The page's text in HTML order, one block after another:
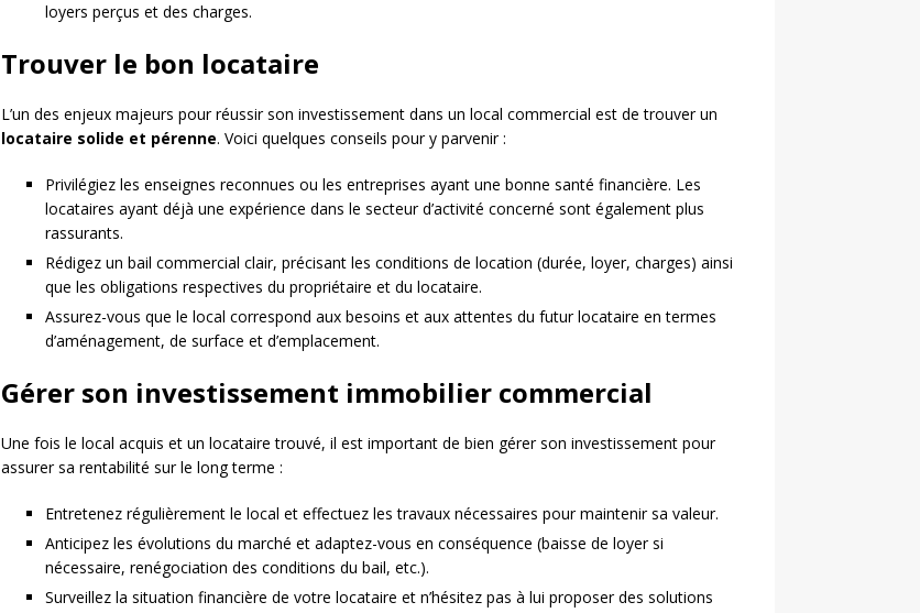
loyers perçus et des charges.
Trouver le bon locataire
L’un des enjeux majeurs pour réussir son investissement dans un local commercial est de trouver un
locataire solide et pérenne. Voici quelques conseils pour y parvenir :
Privilégiez les enseignes reconnues ou les entreprises ayant une bonne santé financière. Les
locataires ayant déjà une expérience dans le secteur d’activité concerné sont également plus
rassurants.
Rédigez un bail commercial clair, précisant les conditions de location (durée, loyer, charges) ainsi
que les obligations respectives du propriétaire et du locataire.
Assurez-vous que le local correspond aux besoins et aux attentes du futur locataire en termes
d’aménagement, de surface et d’emplacement.
Gérer son investissement immobilier commercial
Une fois le local acquis et un locataire trouvé, il est important de bien gérer son investissement pour
assurer sa rentabilité sur le long terme :
Entretenez régulièrement le local et effectuez les travaux nécessaires pour maintenir sa valeur.
Anticipez les évolutions du marché et adaptez-vous en conséquence (baisse de loyer si
nécessaire, renégociation des conditions du bail, etc.).
Surveillez la situation financière de votre locataire et n’hésitez pas à lui proposer des solutions